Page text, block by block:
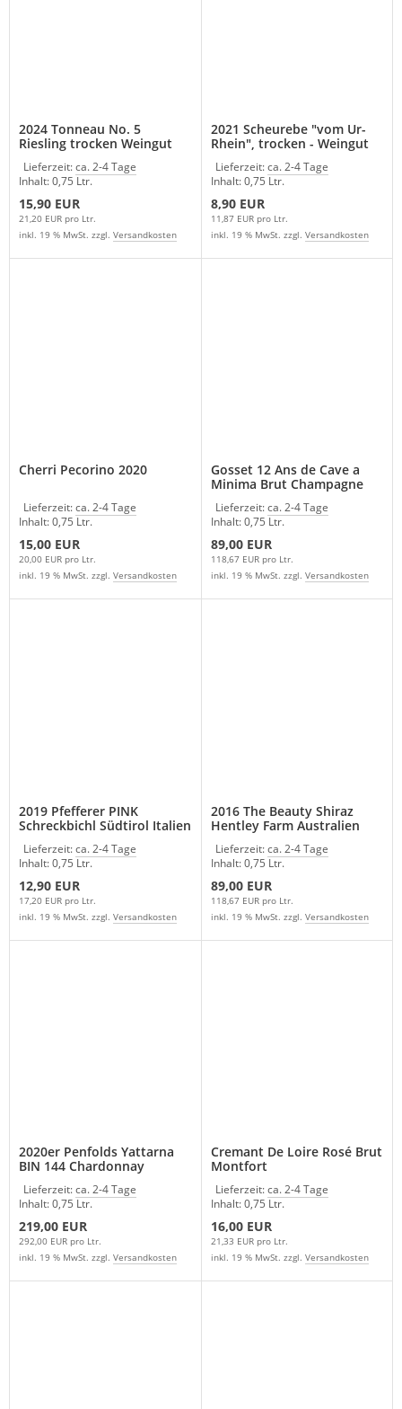
2024 Tonneau No. 5
Riesling trocken Weingut
Lieferzeit:ca. 2-4 Tage
Inhalt: 0,75 Ltr.
15,90 EUR
21,20 EUR pro Ltr.
inkl. 19 % MwSt. zzgl. Versandkosten
2021 Scheurebe "vom Ur-
Rhein", trocken - Weingut
Lieferzeit:ca. 2-4 Tage
Inhalt: 0,75 Ltr.
8,90 EUR
11,87 EUR pro Ltr.
inkl. 19 % MwSt. zzgl. Versandkosten
Cherri Pecorino 2020
Lieferzeit:ca. 2-4 Tage
Inhalt: 0,75 Ltr.
15,00 EUR
20,00 EUR pro Ltr.
inkl. 19 % MwSt. zzgl. Versandkosten
Gosset 12 Ans de Cave a
Minima Brut Champagne
Lieferzeit:ca. 2-4 Tage
Inhalt: 0,75 Ltr.
89,00 EUR
118,67 EUR pro Ltr.
inkl. 19 % MwSt. zzgl. Versandkosten
2019 Pfefferer PINK
Schreckbichl Südtirol Italien
Lieferzeit:ca. 2-4 Tage
Inhalt: 0,75 Ltr.
12,90 EUR
17,20 EUR pro Ltr.
inkl. 19 % MwSt. zzgl. Versandkosten
2016 The Beauty Shiraz
Hentley Farm Australien
Lieferzeit:ca. 2-4 Tage
Inhalt: 0,75 Ltr.
89,00 EUR
118,67 EUR pro Ltr.
inkl. 19 % MwSt. zzgl. Versandkosten
2020er Penfolds Yattarna
BIN 144 Chardonnay
Lieferzeit:ca. 2-4 Tage
Inhalt: 0,75 Ltr.
219,00 EUR
292,00 EUR pro Ltr.
inkl. 19 % MwSt. zzgl. Versandkosten
Cremant De Loire Rosé Brut
Montfort
Lieferzeit:ca. 2-4 Tage
Inhalt: 0,75 Ltr.
16,00 EUR
21,33 EUR pro Ltr.
inkl. 19 % MwSt. zzgl. Versandkosten